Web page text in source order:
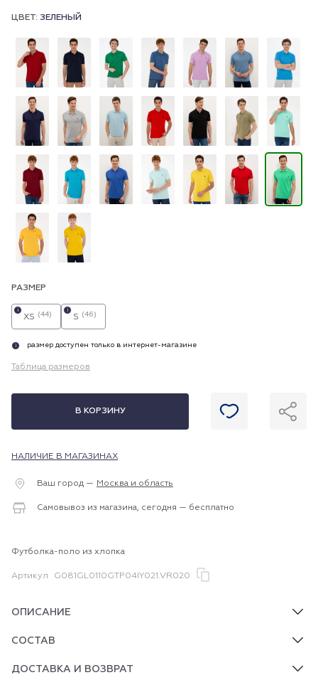
ЦВЕТ: ЗЕЛЕНЫЙ
РАЗМЕР
XS (44)
i
S (46)
i
i размер доступен только в интернет-магазине
Таблица размеров
В КОРЗИНУ
НАЛИЧИЕ В МАГАЗИНАХ
Ваш город — Москва и область
Самовывоз из магазина, сегодня — бесплатно
Футболка-поло из хлопка
Артикул G081GL0110GTP04IY021.VR020
ОПИСАНИЕ
СОСТАВ
ДОСТАВКА И ВОЗВРАТ